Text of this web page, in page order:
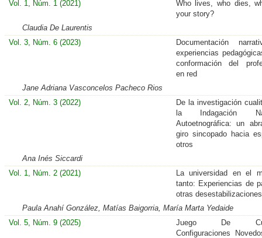
Vol. 1, Núm. 1 (2021)
Who lives, who dies,
your story?
Claudia De Laurentis
Vol. 3, Núm. 6 (2023)
Documentación
experiencias
conformación del
en red
Jane Adriana Vasconcelos Pacheco Rios
Vol. 2, Núm. 3 (2022)
De la investigación
la Indagación
Autoetnográfica: un
giro sincopado hacia
otros
Ana Inés Siccardi
Vol. 1, Núm. 2 (2021)
La universidad en el
tanto: Experiencias de
otras desestabilizaciones
Paula Anahí González, Matías Baigorria, María Marta Yedaide
Vol. 5, Núm. 9 (2025)
Juego De
Configuraciones